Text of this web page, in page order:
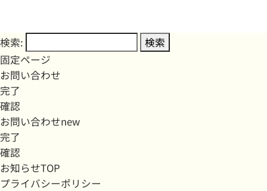
検索:
固定ページ
お問い合わせ
完了
確認
お問い合わせnew
完了
確認
お知らせTOP
プライバシーポリシー